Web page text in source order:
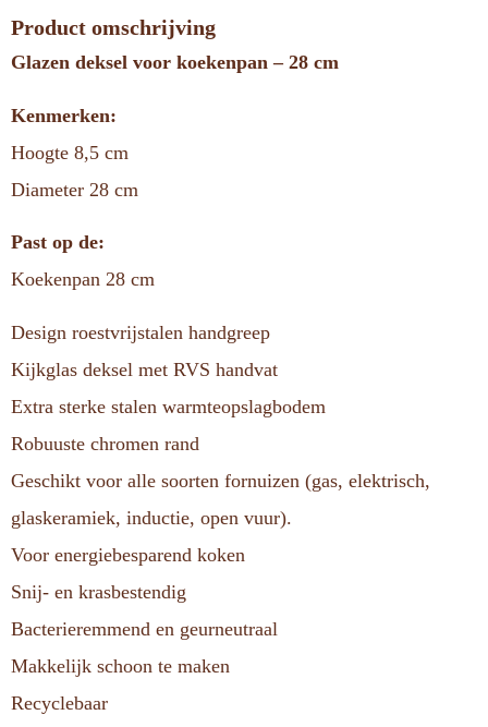
Product omschrijving
Glazen deksel voor koekenpan – 28 cm
Kenmerken:
Hoogte 8,5 cm
Diameter 28 cm
Past op de:
Koekenpan 28 cm
Design roestvrijstalen handgreep
Kijkglas deksel met RVS handvat
Extra sterke stalen warmteopslagbodem
Robuuste chromen rand
Geschikt voor alle soorten fornuizen (gas, elektrisch,
glaskeramiek, inductie, open vuur).
Voor energiebesparend koken
Snij- en krasbestendig
Bacterieremmend en geurneutraal
Makkelijk schoon te maken
Recyclebaar